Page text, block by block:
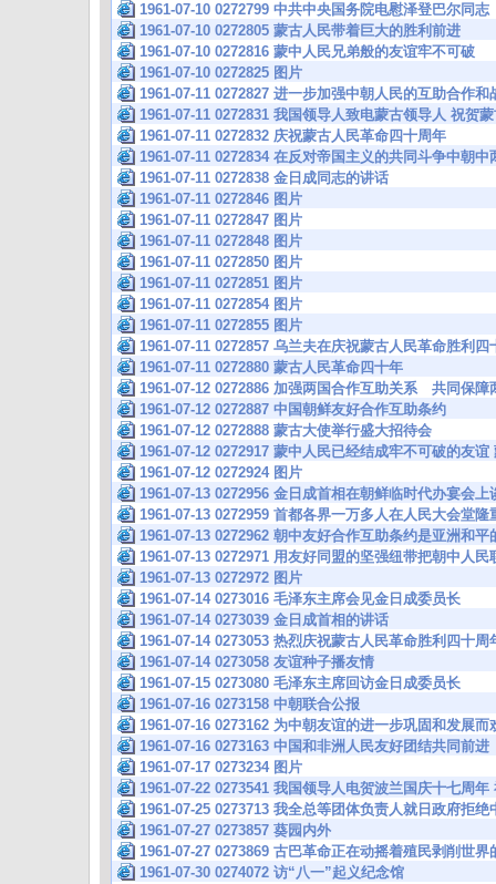
1961-07-10 0272799 中共中央国务院电慰泽登巴尔同志
1961-07-10 0272805 蒙古人民带着巨大的胜利前进
1961-07-10 0272816 蒙中人民兄弟般的友谊牢不可破
1961-07-10 0272825 图片
1961-07-11 0272827 进一步加强中朝人民的互助合作
1961-07-11 0272831 我国领导人致电蒙古领导人 祝贺
1961-07-11 0272832 庆祝蒙古人民革命四十周年
1961-07-11 0272834 在反对帝国主义的共同斗争中朝
1961-07-11 0272838 金日成同志的讲话
1961-07-11 0272846 图片
1961-07-11 0272847 图片
1961-07-11 0272848 图片
1961-07-11 0272850 图片
1961-07-11 0272851 图片
1961-07-11 0272854 图片
1961-07-11 0272855 图片
1961-07-11 0272857 乌兰夫在庆祝蒙古人民革命胜利
1961-07-11 0272880 蒙古人民革命四十年
1961-07-12 0272886 加强两国合作互助关系 共同保
1961-07-12 0272887 中国朝鲜友好合作互助条约
1961-07-12 0272888 蒙古大使举行盛大招待会
1961-07-12 0272917 蒙中人民已经结成牢不可破的友
1961-07-12 0272924 图片
1961-07-13 0272956 金日成首相在朝鲜临时代办宴会
1961-07-13 0272959 首都各界一万多人在人民大会堂
1961-07-13 0272962 朝中友好合作互助条约是亚洲和
1961-07-13 0272971 用友好同盟的坚强纽带把朝中人
1961-07-13 0272972 图片
1961-07-14 0273016 毛泽东主席会见金日成委员长
1961-07-14 0273039 金日成首相的讲话
1961-07-14 0273053 热烈庆祝蒙古人民革命胜利四十
1961-07-14 0273058 友谊种子播友情
1961-07-15 0273080 毛泽东主席回访金日成委员长
1961-07-16 0273158 中朝联合公报
1961-07-16 0273162 为中朝友谊的进一步巩固和发展而
1961-07-16 0273163 中国和非洲人民友好团结共同前进
1961-07-17 0273234 图片
1961-07-22 0273541 我国领导人电贺波兰国庆十七周
1961-07-25 0273713 我全总等团体负责人就日政府拒
1961-07-27 0273857 葵园内外
1961-07-27 0273869 古巴革命正在动摇着殖民剥削世
1961-07-30 0274072 访“八一”起义纪念馆